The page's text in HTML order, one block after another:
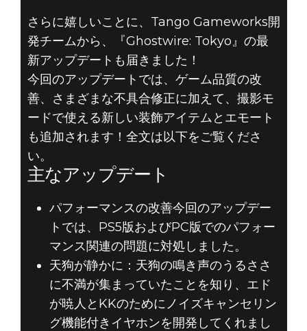
Ghostwire: Tokyo
2022年5月02日
『GHOSTWIRE:
TOKYO』アップ
デート配信開始
さらに嬉しいことに、Tango Gameworks開
発チームから、『Ghostwire: Tokyo』の最
新アップデートも届きました！
今回のアップデートでは、ゲーム品質の改
善、さまざまな不具合修正に加えて、撮影モ
ードで使える新しい装飾アイテムとエモート
も追加されます！全文は以下をご覧くださ
い。
主なアップデート
パフォーマンスの改善今回のアップデー
トでは、PS5版およびPC版でのパフォー
マンス関連の問題に対処しました。
天狗が静かに：天狗の鳴き声のうるささ
に不満が集まっていたことを知り、エド
が暁人とKKのためにノイズキャンセリン
グ機能付きイヤホンを開発してくれまし